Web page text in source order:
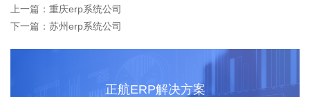
上一篇：重庆erp系统公司
下一篇：苏州erp系统公司
正航ERP解决方案